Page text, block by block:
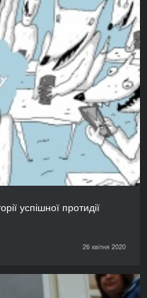
успішної протидії
26 квітня 2020